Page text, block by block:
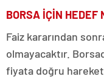
BORSA İÇİN HEDEF
Faiz kararından
olmayacaktır.
fiyata doğru